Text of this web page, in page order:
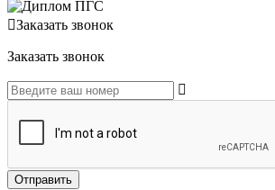
Заказать звонок
Заказать звонок